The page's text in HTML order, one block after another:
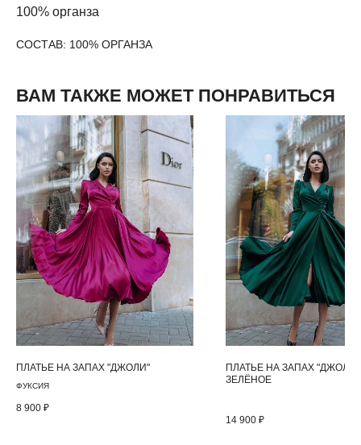
100% органза
СОСТАВ: 100% ОРГАНЗА
ВАМ ТАКЖЕ МОЖЕТ ПОНРАВИТЬСЯ
ПЛАТЬЕ НА ЗАПАХ "ДЖОЛИ"
ФУКСИЯ
8 900 ₽
ПЛАТЬЕ НА ЗАПАХ "ДЖОЛИ"
ЗЕЛЁНОЕ
14 900 ₽